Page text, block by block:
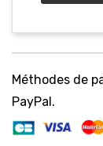
Méthodes de
PayPal.